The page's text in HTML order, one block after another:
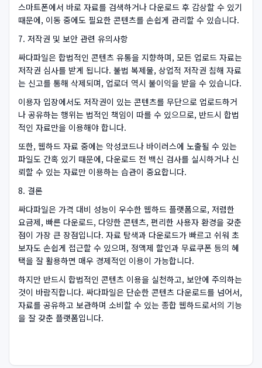
스마트폰에서 바로 자료를 검색하거나 다운로드 후 감상할 수 있기
때문에, 이동 중에도 필요한 콘텐츠를 손쉽게 관리할 수 있습니다.
7. 저작권 및 보안 관련 유의사항
싸다파일은 합법적인 콘텐츠 유통을 지향하며, 모든 업로드 자료는
저작권 심사를 받게 됩니다. 불법 복제물, 상업적 저작권 침해 자료
는 신고를 통해 삭제되며, 업로더 역시 불이익을 받을 수 있습니다.
이용자 입장에서도 저작권이 있는 콘텐츠를 무단으로 업로드하거
나 공유하는 행위는 법적인 책임이 따를 수 있으므로, 반드시 합법
적인 자료만을 이용해야 합니다.
또한, 웹하드 자료 중에는 악성코드나 바이러스에 노출될 수 있는
파일도 간혹 있기 때문에, 다운로드 전 백신 검사를 실시하거나 신
뢰할 수 있는 자료만 이용하는 습관이 중요합니다.
8. 결론
싸다파일은 가격 대비 성능이 우수한 웹하드 플랫폼으로, 저렴한
요금제, 빠른 다운로드, 다양한 콘텐츠, 편리한 사용자 환경을 갖춘
점이 가장 큰 장점입니다. 자료 탐색과 다운로드가 빠르고 쉬워 초
보자도 손쉽게 접근할 수 있으며, 정액제 할인과 무료쿠폰 등의 혜
택을 잘 활용하면 매우 경제적인 이용이 가능합니다.
하지만 반드시 합법적인 콘텐츠 이용을 실천하고, 보안에 주의하는
것이 바람직합니다. 싸다파일은 단순한 콘텐츠 다운로드를 넘어서,
자료를 공유하고 보관하며 소비할 수 있는 종합 웹하드로서의 기능
을 잘 갖춘 플랫폼입니다.